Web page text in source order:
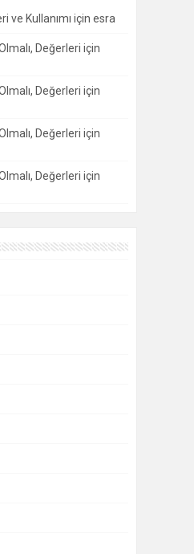
ve Kullanımı için esra
Değerleri için
Değerleri için
Değerleri için
Değerleri için